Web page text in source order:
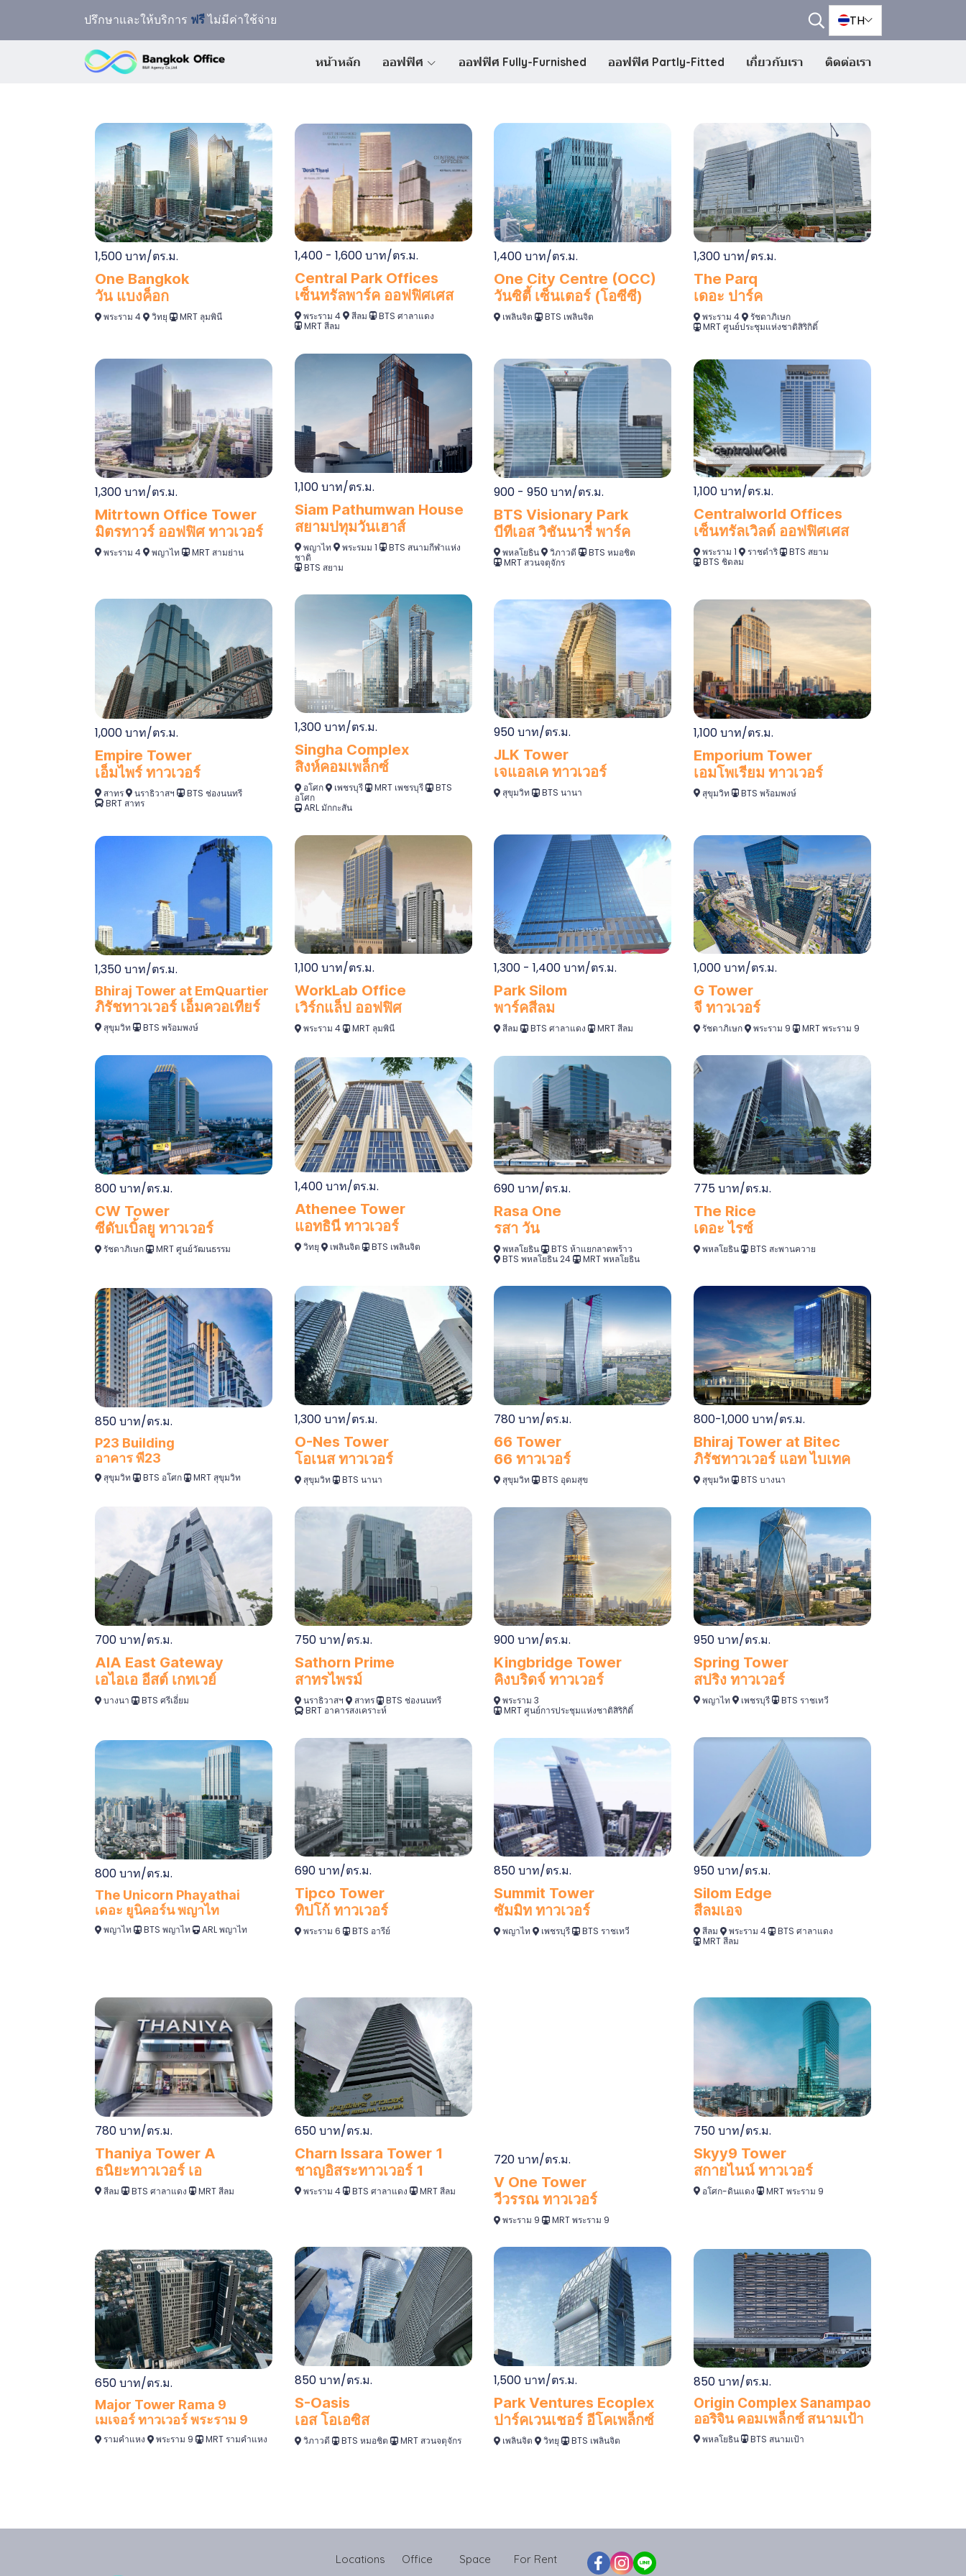
ปรึกษาและให้บริการ ฟรีไม่มีค่าใช้จ่าย TH
หน้าหลัก ออฟฟิศ ออฟฟิศ Fully-Furnished ออฟฟิศ Partly-Fitted เกี่ยวกับเรา ติดต่อเรา
1,500 บาท/ตร.ม.
One Bangkok
วัน แบงค็อก
พระราม 4 วิทยุ MRT ลุมพินี
1,400 - 1,600 บาท/ตร.ม.
Central Park Offices
เซ็นทรัลพาร์ค ออฟฟิศเศส
พระราม 4 สีลม
BTS ศาลาแดง
MRT สีลม
1,400 บาท/ตร.ม.
One City Centre (OCC)
วันซิตี้ เซ็นเตอร์ (โอซีซี)
เพลินจิต BTS เพลินจิต
1,300 บาท/ตร.ม.
The Parq
เดอะ ปาร์ค
พระราม 4
รัชดาภิเษก
MRT ศูนย์ประชุมแห่งชาติสิริกิติ์
1,300 บาท/ตร.ม.
Mitrtown Office Tower
มิตรทาวร์ ออฟฟิศ ทาวเวอร์
พระราม 4 พญาไท MRT สามย่าน
1,100 บาท/ตร.ม.
Siam Pathumwan House
สยามปทุมวันเฮาส์
พญาไท พระรมม 1
BTS สนามกีฬาแห่ง
ชาติ
BTS สยาม
900 - 950 บาท/ตร.ม.
BTS Visionary Park
บีทีเอส วิชันนารี่ พาร์ค
พหลโยธิน วิภาวดี
BTS หมอชิต
MRT สวนจตุจักร
1,100 บาท/ตร.ม.
Centralworld Offices
เซ็นทรัลเวิลด์ ออฟฟิศเศส
พระราม 1 ราชดำริ
BTS สยาม
BTS ชิดลม
1,000 บาท/ตร.ม.
Empire Tower
เอ็มไพร์ ทาวเวอร์
สาทร นราธิวาสฯ
BTS ช่องนนทรี
BRT สาทร
1,300 บาท/ตร.ม.
Singha Complex
สิงห์คอมเพล็กซ์
อโศก เพชรบุรี MRT เพชรบุรี
BTS
อโศก
ARL มักกะสัน
950 บาท/ตร.ม.
JLK Tower
เจแอลเค ทาวเวอร์
สุขุมวิท BTS นานา
1,100 บาท/ตร.ม.
Emporium Tower
เอมโพเรียม ทาวเวอร์
สุขุมวิท BTS พร้อมพงษ์
1,350 บาท/ตร.ม.
Bhiraj Tower at EmQuartier
ภิรัชทาวเวอร์ เอ็มควอเทียร์
สุขุมวิท BTS พร้อมพงษ์
1,100 บาท/ตร.ม.
WorkLab Office
เวิร์กแล็ป ออฟฟิศ
พระราม 4 MRT ลุมพินี
1,300 - 1,400 บาท/ตร.ม.
Park Silom
พาร์คสีลม
สีลม BTS ศาลาแดง MRT สีลม
1,000 บาท/ตร.ม.
G Tower
จี ทาวเวอร์
รัชดาภิเษก พระราม 9 MRT พระราม 9
800 บาท/ตร.ม.
CW Tower
ซีดับเบิ้ลยู ทาวเวอร์
รัชดาภิเษก MRT ศูนย์วัฒนธรรม
1,400 บาท/ตร.ม.
Athenee Tower
แอทธินี ทาวเวอร์
วิทยุ เพลินจิต BTS เพลินจิต
690 บาท/ตร.ม.
Rasa One
รสา วัน
พหลโยธิน
BTS ห้าแยกลาดพร้าว
BTS พหลโยธิน 24
MRT พหลโยธิน
775 บาท/ตร.ม.
The Rice
เดอะ ไรซ์
พหลโยธิน BTS สะพานควาย
850 บาท/ตร.ม.
P23 Building
อาคาร พี23
สุขุมวิท BTS อโศก MRT สุขุมวิท
1,300 บาท/ตร.ม.
O-Nes Tower
โอเนส ทาวเวอร์
สุขุมวิท BTS นานา
780 บาท/ตร.ม.
66 Tower
66 ทาวเวอร์
สุขุมวิท BTS อุดมสุข
800-1,000 บาท/ตร.ม.
Bhiraj Tower at Bitec
ภิรัชทาวเวอร์ แอท ไบเทค
สุขุมวิท BTS บางนา
700 บาท/ตร.ม.
AIA East Gateway
เอไอเอ อีสต์ เกทเวย์
บางนา BTS ศรีเอี่ยม
750 บาท/ตร.ม.
Sathorn Prime
สาทรไพรม์
นราธิวาสฯ สาทร
BTS ช่องนนทรี
BRT อาคารสงเคราะห์
900 บาท/ตร.ม.
Kingbridge Tower
คิงบริดจ์ ทาวเวอร์
พระราม 3
MRT ศูนย์การประชุมแห่งชาติสิริกิติ์
950 บาท/ตร.ม.
Spring Tower
สปริง ทาวเวอร์
พญาไท เพชรบุรี BTS ราชเทวี
800 บาท/ตร.ม.
The Unicorn Phayathai
เดอะ ยูนิคอร์น พญาไท
พญาไท BTS พญาไท ARL พญาไท
690 บาท/ตร.ม.
Tipco Tower
ทิปโก้ ทาวเวอร์
พระราม 6 BTS อารีย์
850 บาท/ตร.ม.
Summit Tower
ซัมมิท ทาวเวอร์
พญาไท เพชรบุรี BTS ราชเทวี
950 บาท/ตร.ม.
Silom Edge
สีลมเอจ
สีลม พระราม 4
BTS ศาลาแดง
MRT สีลม
780 บาท/ตร.ม.
Thaniya Tower A
ธนิยะทาวเวอร์ เอ
สีลม BTS ศาลาแดง MRT สีลม
650 บาท/ตร.ม.
Charn Issara Tower 1
ชาญอิสระทาวเวอร์ 1
พระราม 4 BTS ศาลาแดง MRT สีลม
720 บาท/ตร.ม.
V One Tower
วีวรรณ ทาวเวอร์
พระราม 9 MRT พระราม 9
750 บาท/ตร.ม.
Skyy9 Tower
สกายไนน์ ทาวเวอร์
อโศก-ดินแดง MRT พระราม 9
650 บาท/ตร.ม.
Major Tower Rama 9
เมเจอร์ ทาวเวอร์ พระราม 9
รามคำแหง พระราม 9 MRT รามคำแหง
850 บาท/ตร.ม.
S-Oasis
เอส โอเอซิส
วิภาวดี BTS หมอชิต MRT สวนจตุจักร
1,500 บาท/ตร.ม.
Park Ventures Ecoplex
ปาร์คเวนเชอร์ อีโคเพล็กซ์
เพลินจิต วิทยุ BTS เพลินจิต
850 บาท/ตร.ม.
Origin Complex Sanampao
ออริจิน คอมเพล็กซ์ สนามเป้า
พหลโยธิน BTS สนามเป้า
Locations Office Space For Rent